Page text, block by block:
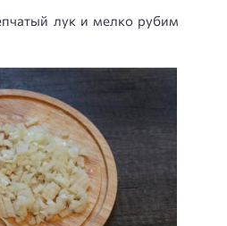
лук и мелко рубим